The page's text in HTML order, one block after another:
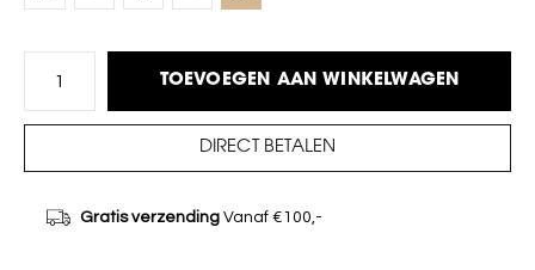
TOEVOEGEN AAN WINKELWAGEN
DIRECT BETALEN
Gratis verzendingVanaf €100,-